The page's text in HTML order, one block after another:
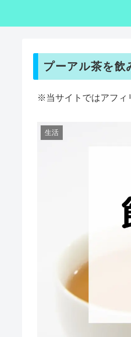
プーアル茶を飲
※当サイトではアフィ
生活